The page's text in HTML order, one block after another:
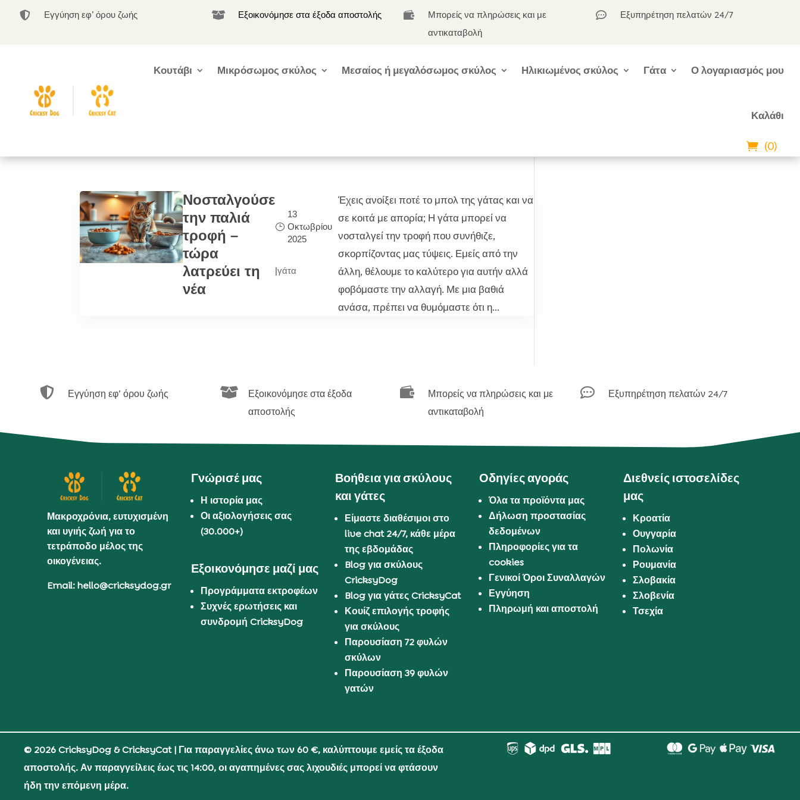
 Εγγύηση εφ’ όρου ζωής  Εξοικονόμησε στα έξοδα αποστολής 
Μπορείς να πληρώσεις και με
αντικαταβολή
 Εξυπηρέτηση πελατών 24/7
Κουτάβι Μικρόσωμος σκύλος Μεσαίος ή μεγαλόσωμος σκύλος Ηλικιωμένος σκύλος Γάτα Ο λογαριασμός μου
Καλάθι
(0)
Νοσταλγούσε
την παλιά
τροφή –
τώρα
λατρεύει τη
νέα
13
Οκτωβρίου
2025
|γάτα
Έχεις ανοίξει ποτέ το μπολ της γάτας και να
σε κοιτά με απορία; Η γάτα μπορεί να
νοσταλγεί την τροφή που συνήθιζε,
σκορπίζοντας μας τύψεις. Εμείς από την
άλλη, θέλουμε το καλύτερο για αυτήν αλλά
φοβόμαστε την αλλαγή. Με μια βαθιά
ανάσα, πρέπει να θυμόμαστε ότι η...
 Εγγύηση εφ’ όρου ζωής 
Εξοικονόμησε στα έξοδα
αποστολής

Μπορείς να πληρώσεις και με
αντικαταβολή
 Εξυπηρέτηση πελατών 24/7
Μακροχρόνια, ευτυχισμένη
και υγιής ζωή για το
τετράποδο μέλος της
οικογένειας.
Email: hello@cricksydog.gr
Γνώρισέ μας
Η ιστορία μας
Οι αξιολογήσεις σας
(30.000+)
Εξοικονόμησε μαζί μας
Προγράμματα εκτροφέων
Συχνές ερωτήσεις και
συνδρομή CricksyDog
Βοήθεια για σκύλους
και γάτες
Είμαστε διαθέσιμοι στο
live chat 24/7, κάθε μέρα
της εβδομάδας
Blog για σκύλους
CricksyDog
Blog για γάτες CricksyCat
Κουίζ επιλογής τροφής
για σκύλους
Παρουσίαση 72 φυλών
σκύλων
Παρουσίαση 39 φυλών
γατών
Οδηγίες αγοράς
Όλα τα προϊόντα μας
Δήλωση προστασίας
δεδομένων
Πληροφορίες για τα
cookies
Γενικοί Όροι Συναλλαγών
Εγγύηση
Πληρωμή και αποστολή
Διεθνείς ιστοσελίδες
μας
Κροατία
Ουγγαρία
Πολωνία
Ρουμανία
Σλοβακία
Σλοβενία
Τσεχία
© 2026 CricksyDog & CricksyCat| Για παραγγελίες άνω των 60 €, καλύπτουμε εμείς τα έξοδα
αποστολής. Αν παραγγείλεις έως τις 14:00, οι αγαπημένες σας λιχουδιές μπορεί να φτάσουν
ήδη την επόμενη μέρα.